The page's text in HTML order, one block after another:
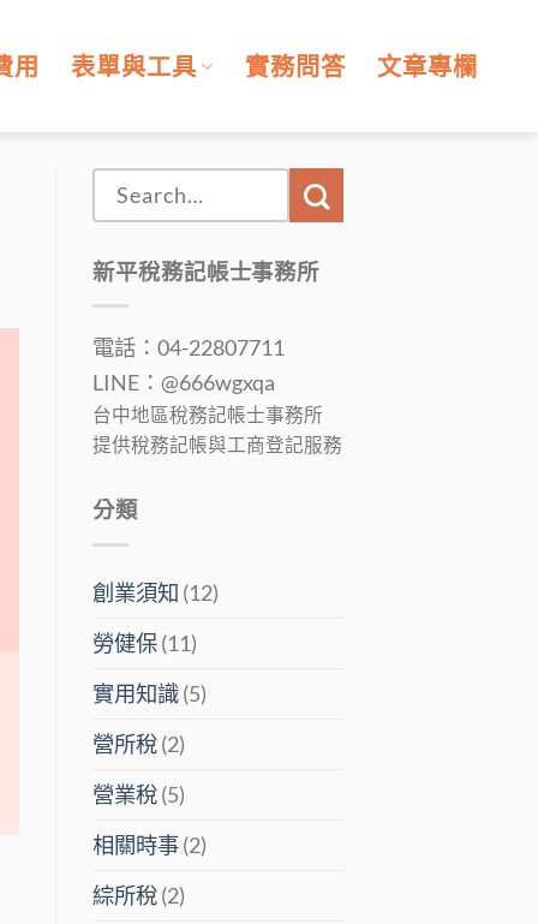
用 表單與工具 實務問答 文章專欄
新平稅務記帳士事務所
電話：04-22807711
LINE：@666wgxqa
台中地區稅務記帳士事務所
提供稅務記帳與工商登記服務
分類
創業須知 (12)
勞健保(11)
實用知識(5)
營所稅(2)
營業稅(5)
相關時事(2)
綜所稅(2)